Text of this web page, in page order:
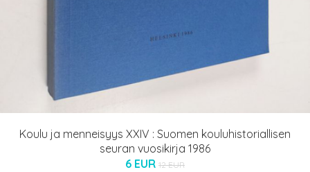
Koulu ja menneisyys XXIV : Suomen kouluhistoriallisen
seuran vuosikirja 1986
6 EUR 12 EUR